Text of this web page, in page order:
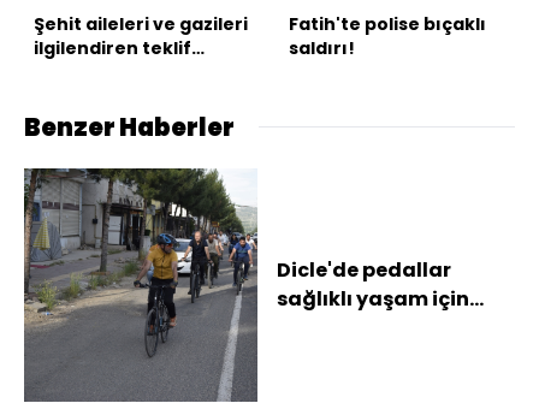
Şehit aileleri ve gazileri
ilgilendiren teklif
Fatih'te polise bıçaklı
saldırı!
Benzer Haberler
Dicle'de pedallar
sağlıklı yaşam için